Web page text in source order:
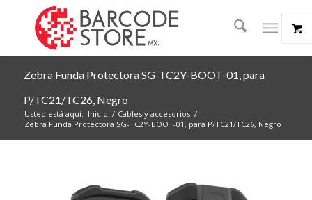
Zebra Funda Protectora SG-TC2Y-BOOT-01, para
P/TC21/TC26, Negro
Usted está aquí: Inicio / Cables y accesorios /
Zebra Funda Protectora SG-TC2Y-BOOT-01, para P/TC21/TC26, Negro